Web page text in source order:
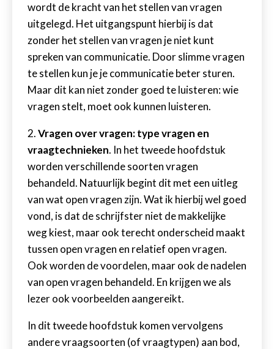
wordt de kracht van het stellen van vragen
uitgelegd. Het uitgangspunt hierbij is dat
zonder het stellen van vragen je niet kunt
spreken van communicatie. Door slimme vragen
te stellen kun je je communicatie beter sturen.
Maar dit kan niet zonder goed te luisteren: wie
vragen stelt, moet ook kunnen luisteren.
2.Vragen over vragen: type vragen en
vraagtechnieken. In het tweede hoofdstuk
worden verschillende soorten vragen
behandeld. Natuurlijk begint dit met een uitleg
van wat open vragen zijn. Wat ik hierbij wel goed
vond, is dat de schrijfster niet de makkelijke
weg kiest, maar ook terecht onderscheid maakt
tussen open vragen en relatief open vragen.
Ook worden de voordelen, maar ook de nadelen
van open vragen behandeld. En krijgen we als
lezer ook voorbeelden aangereikt.
In dit tweede hoofdstuk komen vervolgens
andere vraagsoorten (of vraagtypen) aan bod,